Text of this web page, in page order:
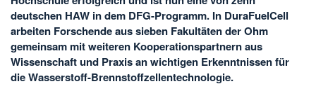
deutschen HAW in dem DFG-Programm. In DuraFuelCell
arbeiten Forschende aus sieben Fakultäten der Ohm
gemeinsam mit weiteren Kooperationspartnern aus
Wissenschaft und Praxis an wichtigen Erkenntnissen für
die Wasserstoff-Brennstoffzellentechnologie.